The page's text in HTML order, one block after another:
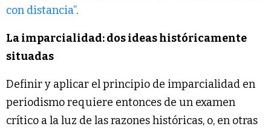
con distancia”.
La imparcialidad: dos ideas históricamente
situadas
Definir y aplicar el principio de imparcialidad en
periodismo requiere entonces de un examen
crítico a la luz de las razones históricas, o, en otras